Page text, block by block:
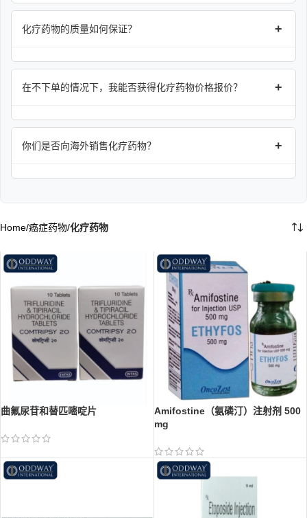
化疗药物的质量如何保证？ +
在不下单的情况下，我能否获得化疗药物价格报价？ +
你们是否向海外销售化疗药物？ +
Home/癌症药物/化疗药物
曲氟尿苷和替匹嘧啶片
Amifostine（氨磷汀）注射剂 500
mg